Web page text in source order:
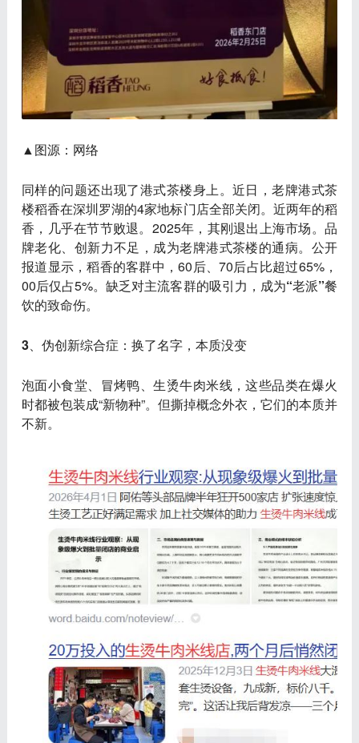
▲图源：网络
同样的问题还出现了港式茶楼身上。近日，老牌港式茶
楼稻香在深圳罗湖的4家地标门店全部关闭。近两年的稻
香，几乎在节节败退。2025年，其刚退出上海市场。品
牌老化、创新力不足，成为老牌港式茶楼的通病。公开
报道显示，稻香的客群中，60后、70后占比超过65%，
00后仅占5%。缺乏对主流客群的吸引力，成为“老派”餐
饮的致命伤。
3、伪创新综合症：换了名字，本质没变
泡面小食堂、冒烤鸭、生烫牛肉米线，这些品类在爆火
时都被包装成“新物种”。但撕掉概念外衣，它们的本质并
不新。